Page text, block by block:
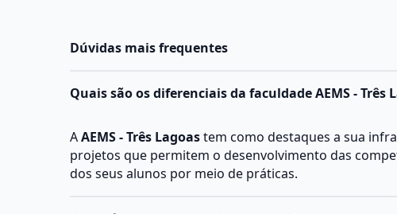
Dúvidas mais frequentes
Quais são os diferenciais da faculdade AEMS - Três
AAEMS - Três Lagoastem como destaques a sua
projetos que permitem o desenvolvimento das
dos seus alunos por meio de práticas.